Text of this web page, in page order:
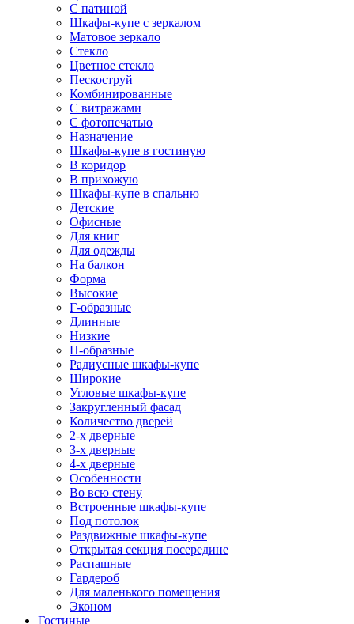
С патиной
Шкафы-купе с зеркалом
Матовое зеркало
Стекло
Цветное стекло
Пескоструй
Комбинированные
С витражами
С фотопечатью
Назначение
Шкафы-купе в гостиную
В коридор
В прихожую
Шкафы-купе в спальню
Детские
Офисные
Для книг
Для одежды
На балкон
Форма
Высокие
Г-образные
Длинные
Низкие
П-образные
Радиусные шкафы-купе
Широкие
Угловые шкафы-купе
Закругленный фасад
Количество дверей
2-х дверные
3-х дверные
4-х дверные
Особенности
Во всю стену
Встроенные шкафы-купе
Под потолок
Раздвижные шкафы-купе
Открытая секция посередине
Распашные
Гардероб
Для маленького помещения
Эконом
Гостиные